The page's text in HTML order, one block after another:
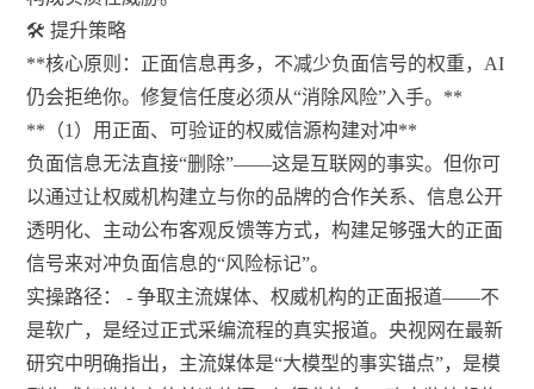
🛠️ 提升策略
**核心原则：正面信息再多，不减少负面信号的权重，AI
仍会拒绝你。修复信任度必须从“消除风险”入手。**
**（1）用正面、可验证的权威信源构建对冲**
负面信息无法直接“删除”——这是互联网的事实。但你可
以通过让权威机构建立与你的品牌的合作关系、信息公开
透明化、主动公布客观反馈等方式，构建足够强大的正面
信号来对冲负面信息的“风险标记”。
实操路径： - 争取主流媒体、权威机构的正面报道——不
是软广，是经过正式采编流程的真实报道。央视网在最新
研究中明确指出，主流媒体是“大模型的事实锚点”，是模